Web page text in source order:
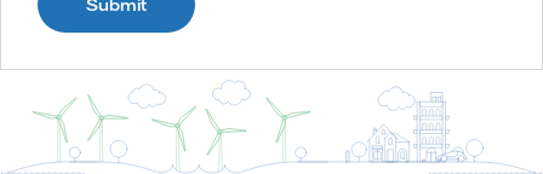
Submit